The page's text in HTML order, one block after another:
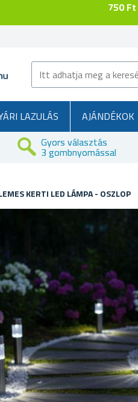
750
LAZULÁS AJÁNDÉKOK
Gyors választás
3 gombnyomással
KERTI LED LÁMPA - OSZLOP